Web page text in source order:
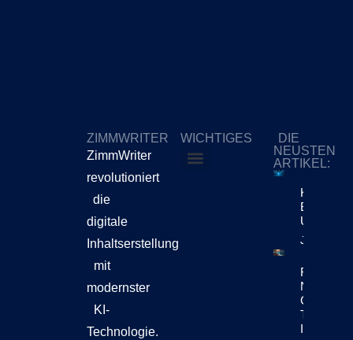
ZIMMWRITER
ZimmWriter
revolutioniert
die
digitale
Inhaltserstellung
mit
modernster
KI-
Technologie.
WICHTIGES
DIE
NEUSTEN
ARTIKEL:
KI-
Bewegt
Jetzt
Reuters
News
Chatbots
Teil Der